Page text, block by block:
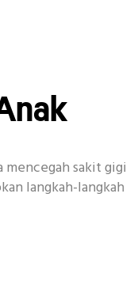
mencegah sakit gigi
langkah-langkah